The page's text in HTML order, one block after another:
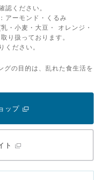
認ください。
アーモンド・くるみ
・小麦・大豆・ オレンジ・
り扱っております。
ください。
グの目的は、乱れた食生活を
ップ
ト